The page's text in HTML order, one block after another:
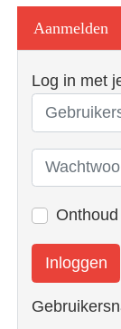
Aanmelden
Log in met
Inloggen